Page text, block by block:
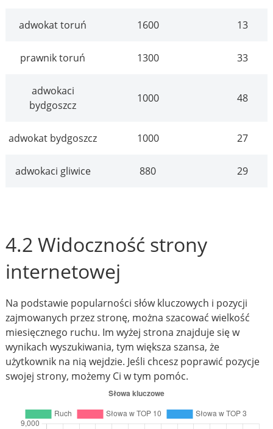
adwokat toruń 1600 13
prawnik toruń 1300 33
adwokaci
bydgoszcz
1000 48
adwokat bydgoszcz 1000 27
adwokaci gliwice 880 29
4.2 Widoczność strony
internetowej
Na podstawie popularności słów kluczowych i pozycji
zajmowanych przez stronę, można szacować wielkość
miesięcznego ruchu. Im wyżej strona znajduje się w
wynikach wyszukiwania, tym większa szansa, że
użytkownik na nią wejdzie. Jeśli chcesz poprawić pozycje
swojej strony, możemy Ci w tym pomóc.